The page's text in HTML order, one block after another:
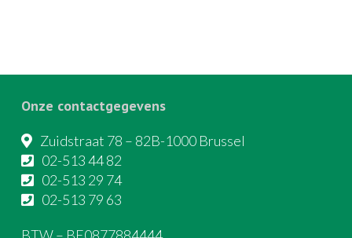
Onze contactgegevens
Zuidstraat 78 – 82B-1000 Brussel
02-513 44 82
02-513 29 74
02-513 79 63